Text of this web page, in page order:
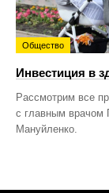
Общество
Инвестиция в
Рассмотрим все
с главным врачом
Мануйленко.